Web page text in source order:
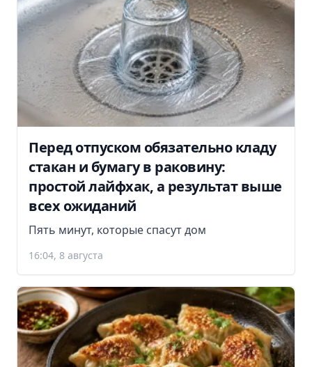
Перед отпуском обязательно кладу
стакан и бумагу в раковину:
простой лайфхак, а результат выше
всех ожиданий
Пять минут, которые спасут дом
16:04, 8 августа